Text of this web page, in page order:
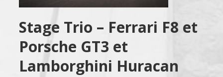
Stage Trio – Ferrari F8 et
Porsche GT3 et
Lamborghini Huracan